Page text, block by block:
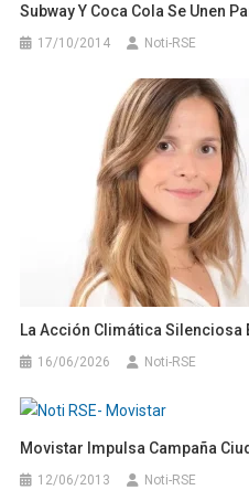
Subway Y Coca Cola Se Unen
17/10/2014 Noti-RSE
La Acción Climática Silenciosa
16/06/2026 Noti-RSE
Movistar Impulsa Campaña
12/06/2013 Noti-RSE